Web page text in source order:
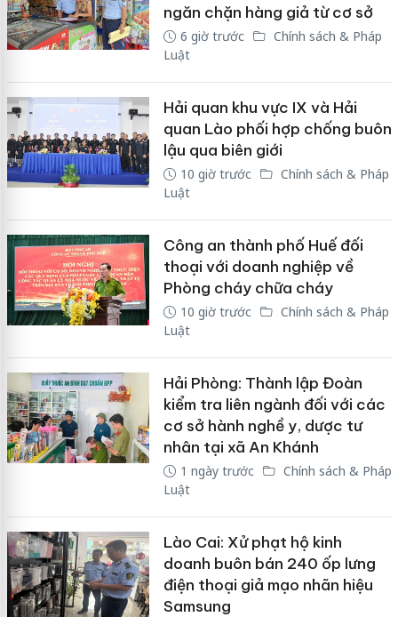
ngăn chặn hàng giả từ cơ sở
6 giờ trước
Chính sách & Pháp
Luật
Hải quan khu vực IX và Hải
quan Lào phối hợp chống buôn
lậu qua biên giới
10 giờ trước
Chính sách & Pháp
Luật
Công an thành phố Huế đối
thoại với doanh nghiệp về
Phòng cháy chữa cháy
10 giờ trước
Chính sách & Pháp
Luật
Hải Phòng: Thành lập Đoàn
kiểm tra liên ngành đối với các
cơ sở hành nghề y, dược tư
nhân tại xã An Khánh
1 ngày trước
Chính sách & Pháp
Luật
Lào Cai: Xử phạt hộ kinh
doanh buôn bán 240 ốp lưng
điện thoại giả mạo nhãn hiệu
Samsung